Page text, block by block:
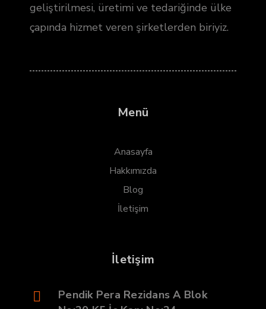
geliştirilmesi, üretimi ve tedariğinde ülke
çapında hizmet veren şirketlerden biriyiz.
Menü
Anasayfa
Hakkımızda
Blog
İletişim
İletişim
Pendik Pera Rezidans A Blok